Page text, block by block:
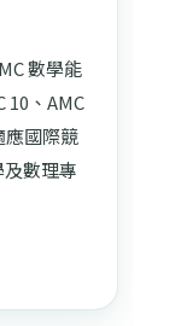
數學能
10、AMC
應國際競
數理專